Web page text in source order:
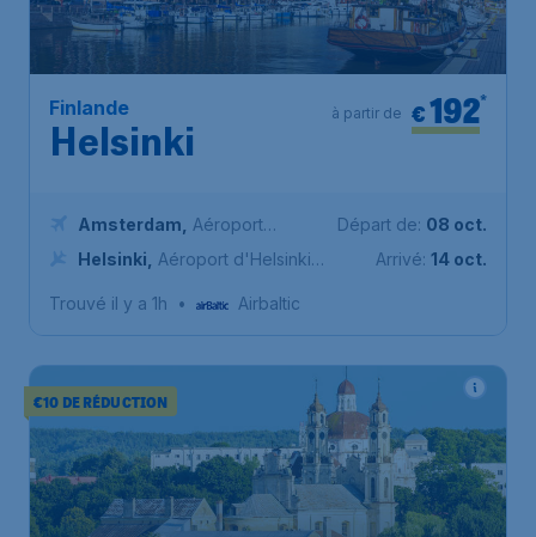
Finlande
Helsinki
€192
à partir de
Amsterdam
Aéroport
Schiphol (Amsterdam)
Helsinki
Aéroport d'Helsinki-
Départ de: 08 oct.
Arrivé: 14 oct.
Trouvé il y a 1h • Airbaltic
€10 DE RÉDUCTION